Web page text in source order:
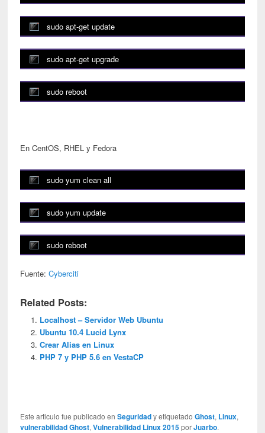
sudo apt-get update
sudo apt-get upgrade
sudo reboot
En CentOS, RHEL y Fedora
sudo yum clean all
sudo yum update
sudo reboot
Fuente:Cyberciti
Related Posts:
Localhost – Servidor Web Ubuntu
Ubuntu 10.4 Lucid Lynx
Crear Alias en Linux
PHP 7 y PHP 5.6 en VestaCP
Este articulo fue publicado enSeguridady etiquetadoGhost, Linux,
vulnerabilidad Ghost,Vulnerabilidad Linux 2015porJuarbo.